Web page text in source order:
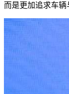
而是更加追求车